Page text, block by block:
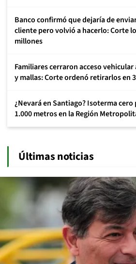
Banco confirmó que dejaría de
cliente pero volvió a hacerlo: Corte
millones
Familiares cerraron acceso vehicular
y mallas: Corte ordenó retirarlos en
¿Nevará en Santiago? Isoterma
1.000 metros en la Región
Últimas noticias